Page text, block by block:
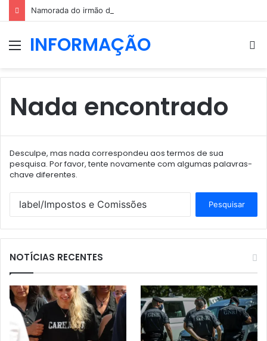
MenuINFORMAÇÃO
Nada encontrado
Desculpe, mas nada correspondeu aos termos de sua
pesquisa. Por favor, tente novamente com algumas palavras-
chave diferentes.
NOTÍCIAS RECENTES